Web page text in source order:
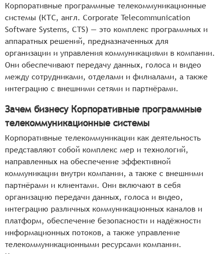
Корпоративные программные телекоммуникационные
системы (КТС, англ. Corporate Telecommunication
Software Systems, CTS) — это комплекс программных и
аппаратных решений, предназначенных для
организации и управления коммуникациями в компании.
Они обеспечивают передачу данных, голоса и видео
между сотрудниками, отделами и филиалами, а также
интеграцию с внешними сетями и партнёрами.
Зачем бизнесу Корпоративные программные
телекоммуникационные системы
Корпоративные телекоммуникации как деятельность
представляют собой комплекс мер и технологий,
направленных на обеспечение эффективной
коммуникации внутри компании, а также с внешними
партнёрами и клиентами. Они включают в себя
организацию передачи данных, голоса и видео,
интеграцию различных коммуникационных каналов и
платформ, обеспечение безопасности и надёжности
информационных потоков, а также управление
телекоммуникационными ресурсами компании.